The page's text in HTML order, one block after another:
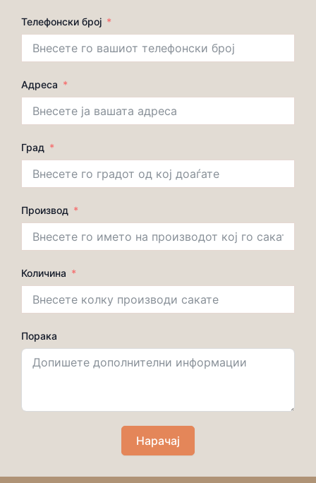
Телефонски број
Адреса
Град
Производ
Количина
Порака
Нарачај